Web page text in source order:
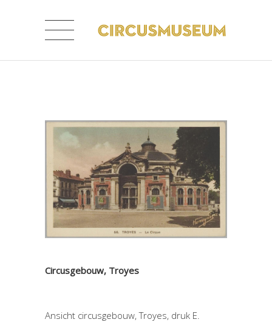
Circusgebouw, Troyes
Ansicht circusgebouw, Troyes, druk E.